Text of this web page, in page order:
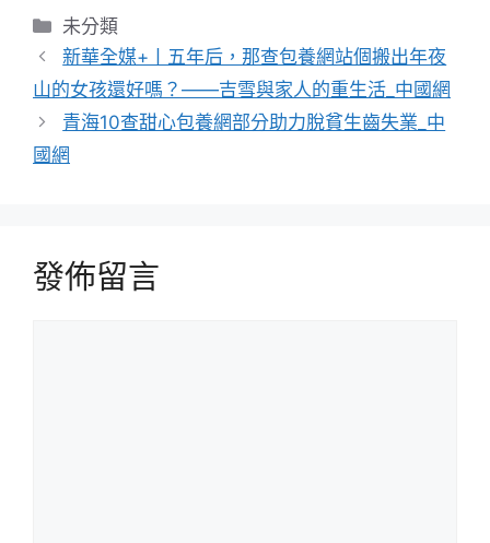
分
類
未分類
新華全媒+丨五年后，那查包養網站個搬出年夜
山的女孩還好嗎？——吉雪與家人的重生活_中國網
青海10查甜心包養網部分助力脫貧生齒失業_中
國網
發佈留言